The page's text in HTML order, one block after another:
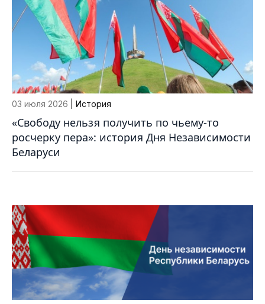
03 июля 2026 | История
«Свободу нельзя получить по чьему-то
росчерку пера»: история Дня Независимости
Беларуси